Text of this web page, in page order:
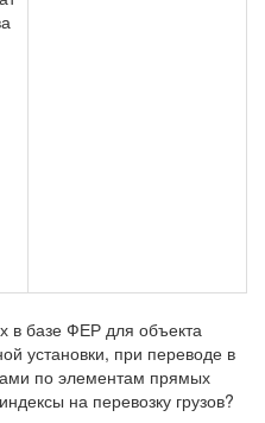
в базе ФЕР для объекта
установки, при переводе в
по элементам прямых
на перевозку грузов?